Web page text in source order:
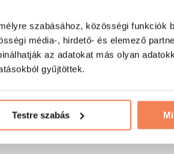
szabásához, közösségi funkciók
média-, hirdető- és elemező
az adatokat más olyan
gyűjtöttek.
Testre szabás